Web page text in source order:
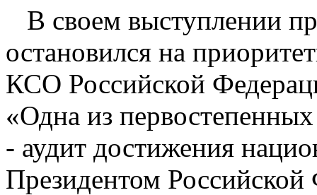
В своем выступлении
остановился на
КСО Российской
«Одна из
- аудит достижения
Президентом